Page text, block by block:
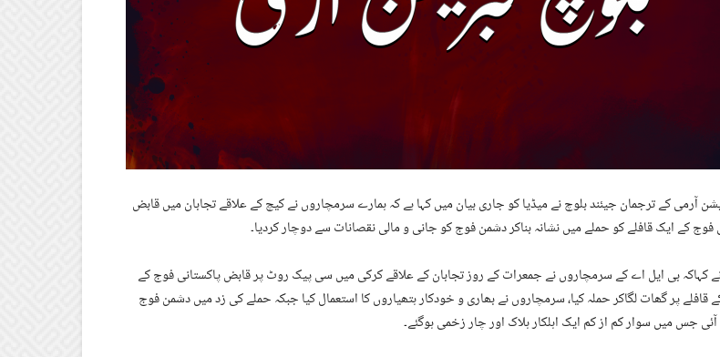
آرمی کے ترجمان جیئند بلوچ نے میڈیا کو جاری بیان میں کہا ہے کہ ہمارے سرمچاروں نے کیچ کے علاقے تجابان میں قابض
فوج کے ایک قافلے کو حملے میں نشانہ بناکر دشمن فوج کو جانی و مالی نقصانات سے دوچار کردیا۔
کہاکہ بی ایل اے کے سرمچاروں نے جمعرات کے روز تجابان کے علاقے کرکی میں سی پیک روٹ پر قابض پاکستانی فوج کے
قافلے پر گھات لگاکر حملہ کیا، سرمچاروں نے بھاری و خودکار ہتھیاروں کا استعمال کیا جبکہ حملے کی زد میں دشمن فوج
جس میں سوار کم از کم ایک اہلکار ہلاک اور چار زخمی ہوگئے۔